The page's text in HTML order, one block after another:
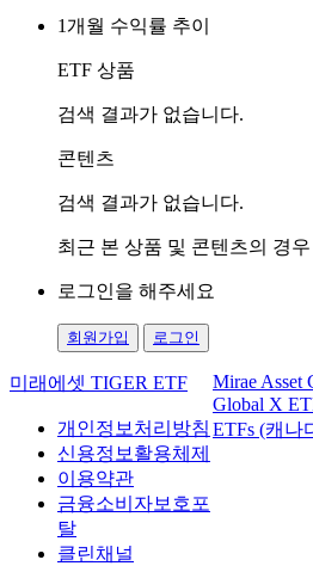
1개월 수익률 추이
ETF 상품
검색 결과가 없습니다.
콘텐츠
검색 결과가 없습니다.
최근 본 상품 및 콘텐츠의 경
로그인을 해주세요
회원가입 로그인
미래에셋 TIGER ETF
개인정보처리방침
신용정보활용체제
이용약관
금융소비자보호포
탈
클린채널
Mirae Asset
Global X
ETFs (캐나